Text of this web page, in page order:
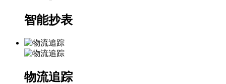
智能抄表
物流追踪